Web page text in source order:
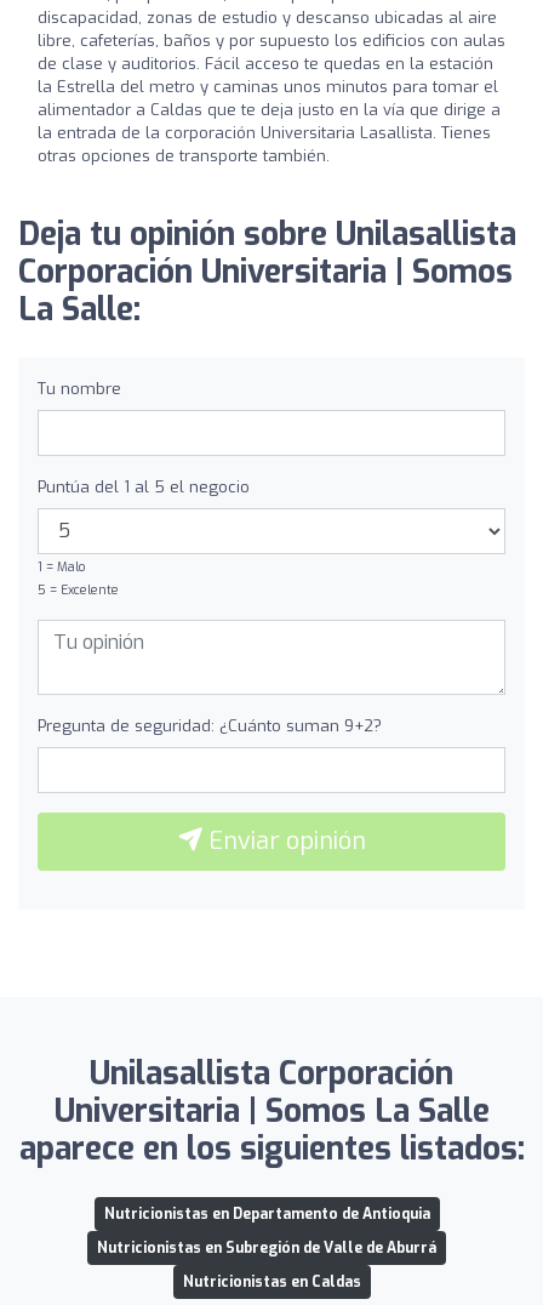
discapacidad, zonas de estudio y descanso ubicadas al aire
libre, cafeterías, baños y por supuesto los edificios con aulas
de clase y auditorios. Fácil acceso te quedas en la estación
la Estrella del metro y caminas unos minutos para tomar el
alimentador a Caldas que te deja justo en la vía que dirige a
la entrada de la corporación Universitaria Lasallista. Tienes
otras opciones de transporte también.
Deja tu opinión sobre Unilasallista
Corporación Universitaria | Somos
La Salle:
Tu nombre
Puntúa del 1 al 5 el negocio
1 = Malo
5 = Excelente
Pregunta de seguridad: ¿Cuánto suman 9+2?
Enviar opinión
Unilasallista Corporación
Universitaria | Somos La Salle
aparece en los siguientes listados:
Nutricionistas en Departamento de Antioquia
Nutricionistas en Subregión de Valle de Aburrá
Nutricionistas en Caldas